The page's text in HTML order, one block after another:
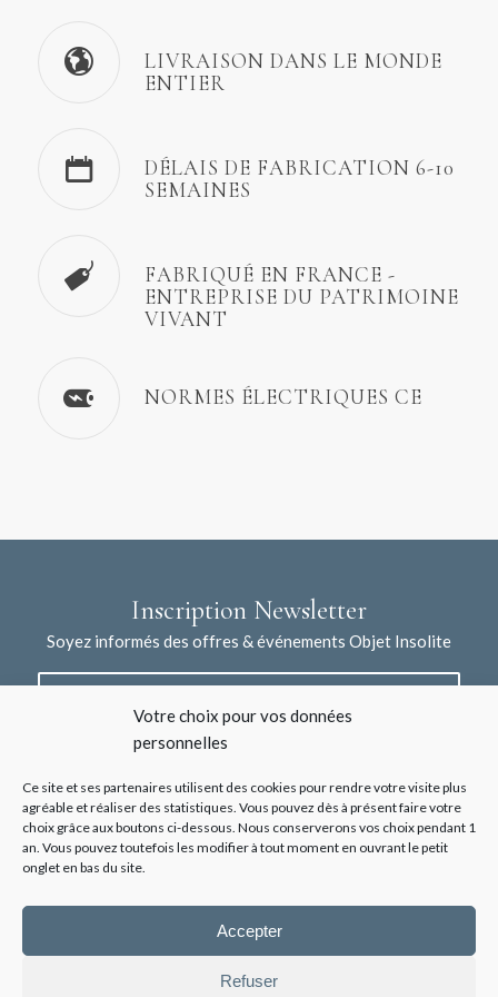
Votre choix pour vos données
personnelles
Ce site et ses partenaires utilisent des cookies pour rendre votre visite plus
agréable et réaliser des statistiques. Vous pouvez dès à présent faire votre
choix grâce aux boutons ci-dessous. Nous conserverons vos choix pendant 1
an. Vous pouvez toutefois les modifier à tout moment en ouvrant le petit
onglet en bas du site.
Accepter
Refuser
LIVRAISON DANS LE MONDE
ENTIER
DÉLAIS DE FABRICATION 6-10
SEMAINES
FABRIQUÉ EN FRANCE -
ENTREPRISE DU PATRIMOINE
VIVANT
NORMES ÉLECTRIQUES CE
Inscription Newsletter
Soyez informés des offres & événements Objet Insolite
J'accepte la collecte de mes données à l'aide de ce formulaire /
Voir les mentions légales*